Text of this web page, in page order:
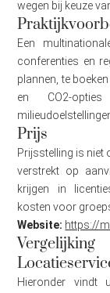
wegen bij keuze
Een
conferenties en
plannen, te
en CO2-
Prijs
Prijsstelling is niet
verstrekt op
krijgen in
kosten voor
Website: https://
Hieronder vindt